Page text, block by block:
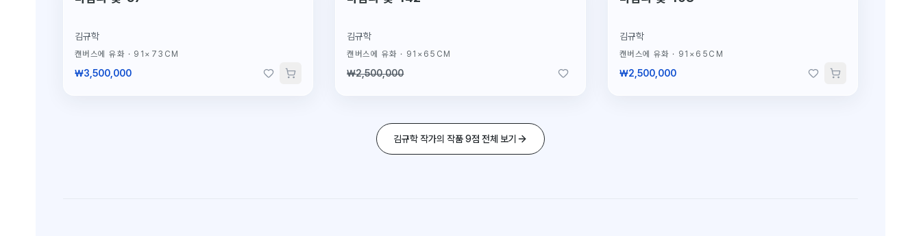
김규학
캔버스에 유화 · 91×73CM
₩3,500,000
김규학
캔버스에 유화 · 91×65CM
₩2,500,000
김규학
캔버스에 유화 · 91×65CM
₩2,500,000
김규학 작가의 작품 9점 전체 보기